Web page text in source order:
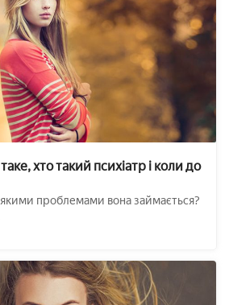
хто такий психіатр і коли до
якими проблемами вона займається?